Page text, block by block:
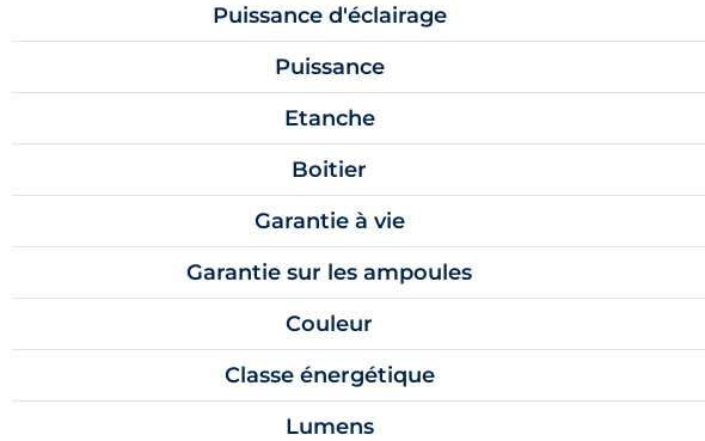
Puissance d'éclairage
Puissance
Etanche
Boitier
Garantie à vie
Garantie sur les ampoules
Couleur
Classe énergétique
Lumens